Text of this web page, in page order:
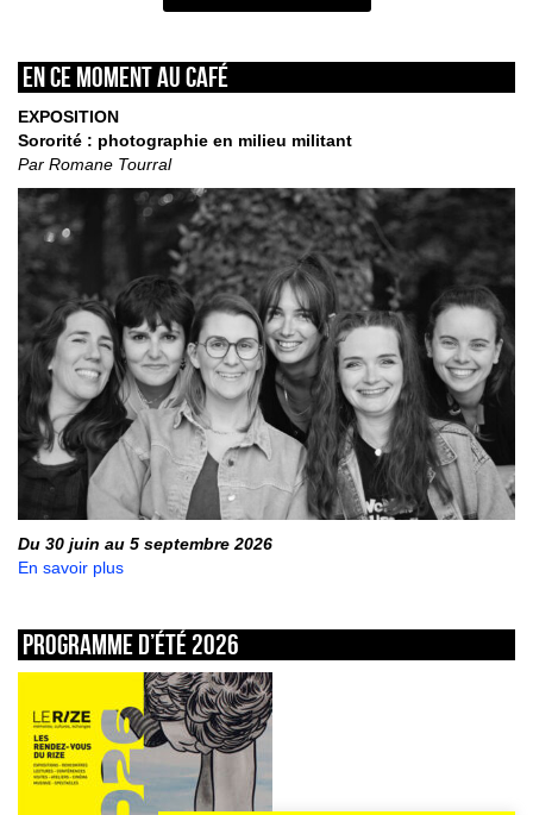
En ce moment au café
EXPOSITION
Sororité : photographie en milieu militant
Par Romane Tourral
Du 30 juin au 5 septembre 2026
En savoir plus
Programme d’été 2026